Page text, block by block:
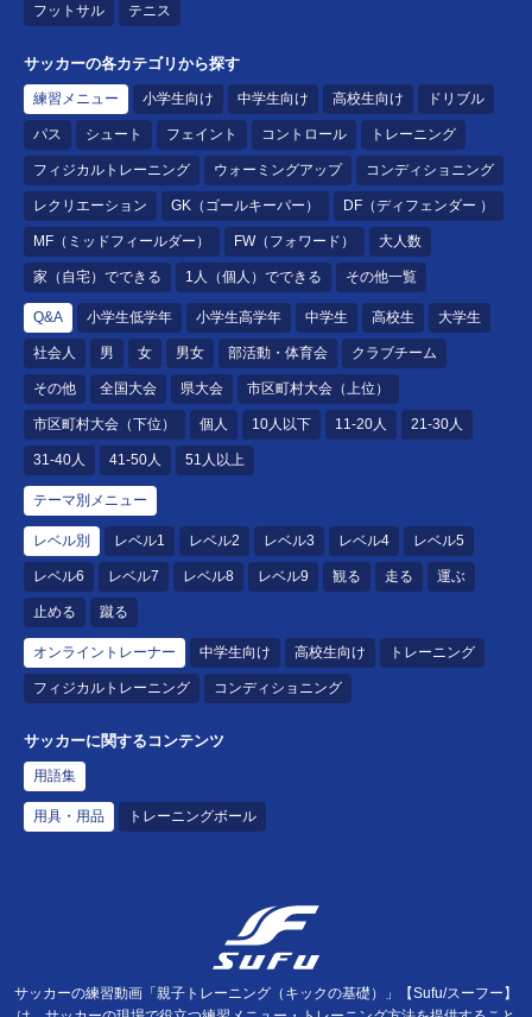
フットサル テニス
サッカーの各カテゴリから探す
練習メニュー 小学生向け 中学生向け 高校生向け ドリブル
パス シュート フェイント コントロール トレーニング
フィジカルトレーニング ウォーミングアップ コンディショニング
レクリエーション GK（ゴールキーパー） DF（ディフェンダー ）
MF（ミッドフィールダー） FW（フォワード） 大人数
家（自宅）でできる 1人（個人）でできる その他一覧
Q&A 小学生低学年 小学生高学年 中学生 高校生 大学生
社会人 男 女 男女 部活動・体育会 クラブチーム
その他 全国大会 県大会 市区町村大会（上位）
市区町村大会（下位） 個人 10人以下 11-20人 21-30人
31-40人 41-50人 51人以上
テーマ別メニュー
レベル別 レベル1 レベル2 レベル3 レベル4 レベル5
レベル6 レベル7 レベル8 レベル9 観る 走る 運ぶ
止める 蹴る
オンライントレーナー 中学生向け 高校生向け トレーニング
フィジカルトレーニング コンディショニング
サッカーに関するコンテンツ
用語集
用具・用品 トレーニングボール
サッカーの練習動画「親子トレーニング（キックの基礎）」【Sufu/スーフー】